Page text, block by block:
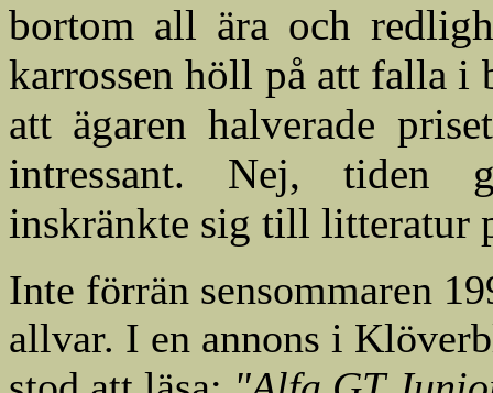
bortom all ära och
karrossen höll på att falla i
att ägaren halverade
intressant. Nej, tiden
inskränkte sig till litteratur
Inte förrän sensommaren
allvar. I en annons i